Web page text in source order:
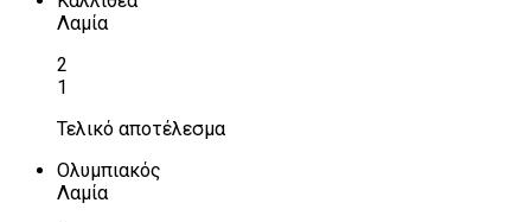
Λαμία
2
1
Τελικό αποτέλεσμα
Ολυμπιακός
Λαμία